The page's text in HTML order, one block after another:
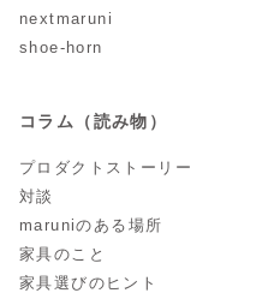
nextmaruni
shoe-horn
コラム（読み物）
プロダクトストーリー
対談
maruniのある場所
家具のこと
家具選びのヒント